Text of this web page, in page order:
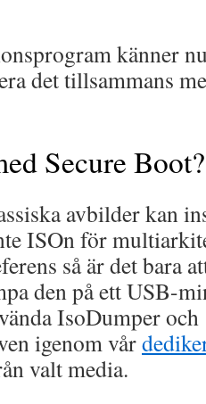
känner
det tillsammans
Secure Boot?
avbilder kan
ISOn för
så är det bara
den på ett USB-
IsoDumper
igenom vår
valt media.